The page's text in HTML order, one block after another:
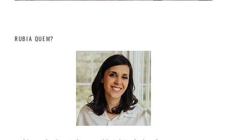
RUBIA QUEM?